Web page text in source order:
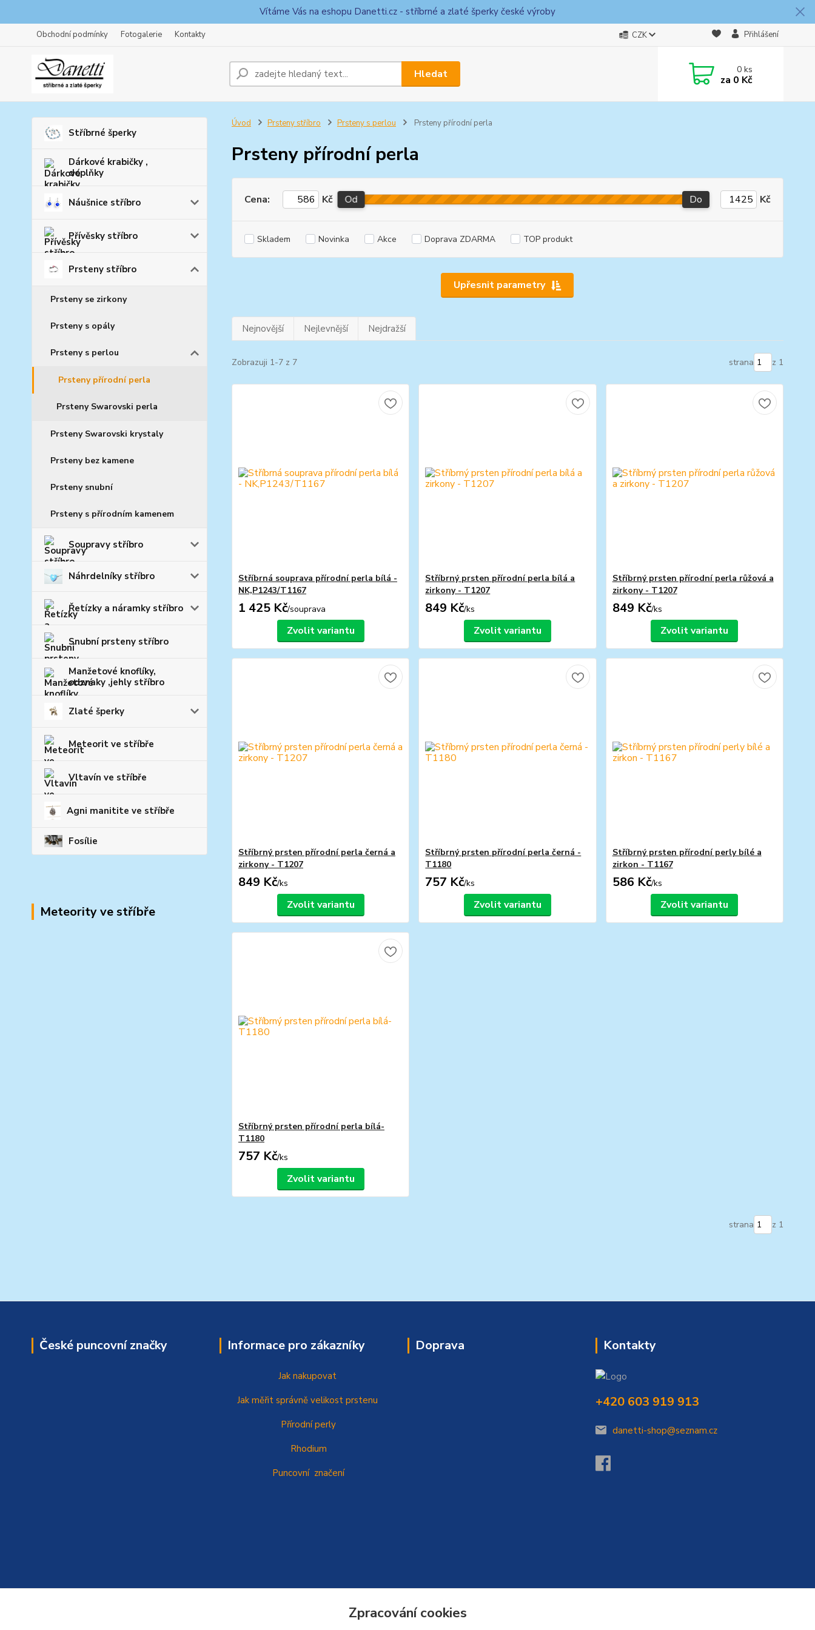
Vítáme Vás na eshopu Danetti.cz - stříbrné a zlaté šperky české výroby
Obchodní podmínky Fotogalerie Kontakty CZK Přihlášení
Hledat 0ks
za 0 Kč
Stříbrné šperky
Dárkové krabičky ,
doplňky
Náušnice stříbro
Přívěsky stříbro
Prsteny stříbro
Prsteny se zirkony
Prsteny s opály
Prsteny s perlou
Prsteny přírodní perla
Prsteny Swarovski perla
Prsteny Swarovski krystaly
Prsteny bez kamene
Prsteny snubní
Prsteny s přírodním kamenem
Soupravy stříbro
Náhrdelníky stříbro
Řetízky a náramky stříbro
Snubní prsteny stříbro
Manžetové knoflíky,
odznaky ,jehly stříbro
Zlaté šperky
Meteorit ve stříbře
Vltavín ve stříbře
Agni manitite ve stříbře
Fosílie
Meteority ve stříbře
Úvod Prsteny stříbro Prsteny s perlou Prsteny přírodní perla
Prsteny přírodní perla
Upřesnit parametry
Cena: Kč Od Do Kč
Skladem Novinka Akce Doprava ZDARMA TOP produkt
Nejnovější Nejlevnější Nejdražší
Zobrazuji 1-7 z 7 strana z 1
Stříbrná souprava přírodní perla bílá -
NK,P1243/T1167
1 425 Kč/souprava
Zvolit variantu
Stříbrný prsten přírodní perla bílá a
zirkony - T1207
849 Kč/ks
Zvolit variantu
Stříbrný prsten přírodní perla růžová a
zirkony - T1207
849 Kč/ks
Zvolit variantu
Stříbrný prsten přírodní perla černá a
zirkony - T1207
849 Kč/ks
Zvolit variantu
Stříbrný prsten přírodní perla černá -
T1180
757 Kč/ks
Zvolit variantu
Stříbrný prsten přírodní perly bílé a
zirkon - T1167
586 Kč/ks
Zvolit variantu
Stříbrný prsten přírodní perla bílá-
T1180
757 Kč/ks
Zvolit variantu
strana z 1
České puncovní značky Informace pro zákazníky
Jak nakupovat
Jak měřit správněvelikost prstenu
Přírodní perly
Rhodium
Puncovní značení
Doprava Kontakty
+420 603 919 913
danetti-shop@seznam.cz
Zpracování cookies